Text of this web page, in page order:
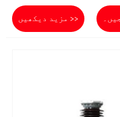
مزید دیکھیں >>